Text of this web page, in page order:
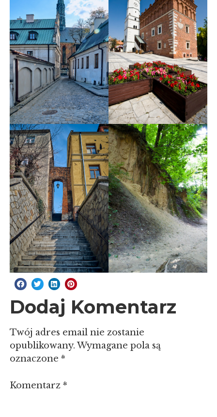
Dodaj Komentarz
Twój adres email nie zostanie
opublikowany. Wymagane pola są
oznaczone *
Komentarz *